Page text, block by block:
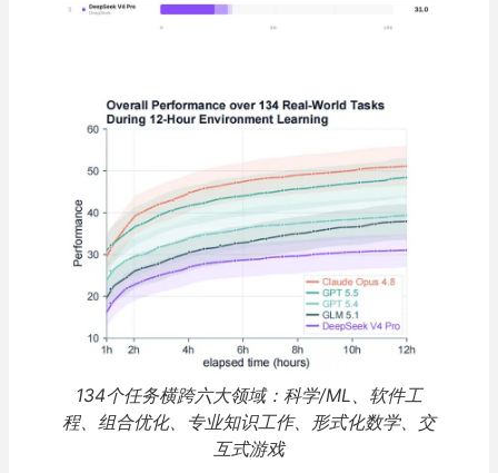
134个任务横跨六大领域：科学/ML、软件工
程、组合优化、专业知识工作、形式化数学、交
互式游戏